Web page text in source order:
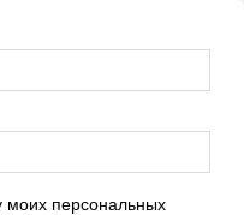
моих персональных